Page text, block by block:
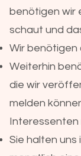
benötigen wir
schaut und
Wir benötigen
Weiterhin
die wir
melden
Interessenten
Sie halten uns